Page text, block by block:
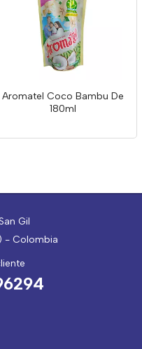
Aromatel Coco Bambu De
180ml
Gil
- Colombia